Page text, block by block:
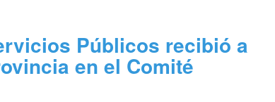
Públicos recibió a
en el Comité